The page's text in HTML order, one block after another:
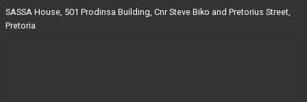
SASSA House, 501 Prodinsa Building, Cnr Steve Biko and Pretorius Street,
Pretoria